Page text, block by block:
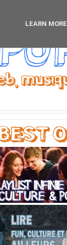
LEARN MORE